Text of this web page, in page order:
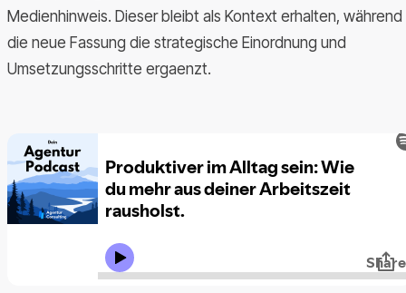
Medienhinweis. Dieser bleibt als Kontext erhalten, während
die neue Fassung die strategische Einordnung und
Umsetzungsschritte ergaenzt.